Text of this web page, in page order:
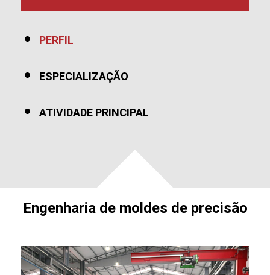
PERFIL
ESPECIALIZAÇÃO
ATIVIDADE PRINCIPAL
Engenharia de moldes de precisão